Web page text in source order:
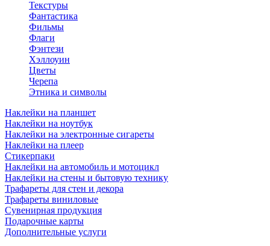
Текстуры
Фантастика
Фильмы
Флаги
Фэнтези
Хэллоуин
Цветы
Черепа
Этника и символы
Наклейки на планшет
Наклейки на ноутбук
Наклейки на электронные сигареты
Наклейки на плеер
Стикерпаки
Наклейки на автомобиль и мотоцикл
Наклейки на стены и бытовую технику
Трафареты для стен и декора
Трафареты виниловые
Сувенирная продукция
Подарочные карты
Дополнительные услуги